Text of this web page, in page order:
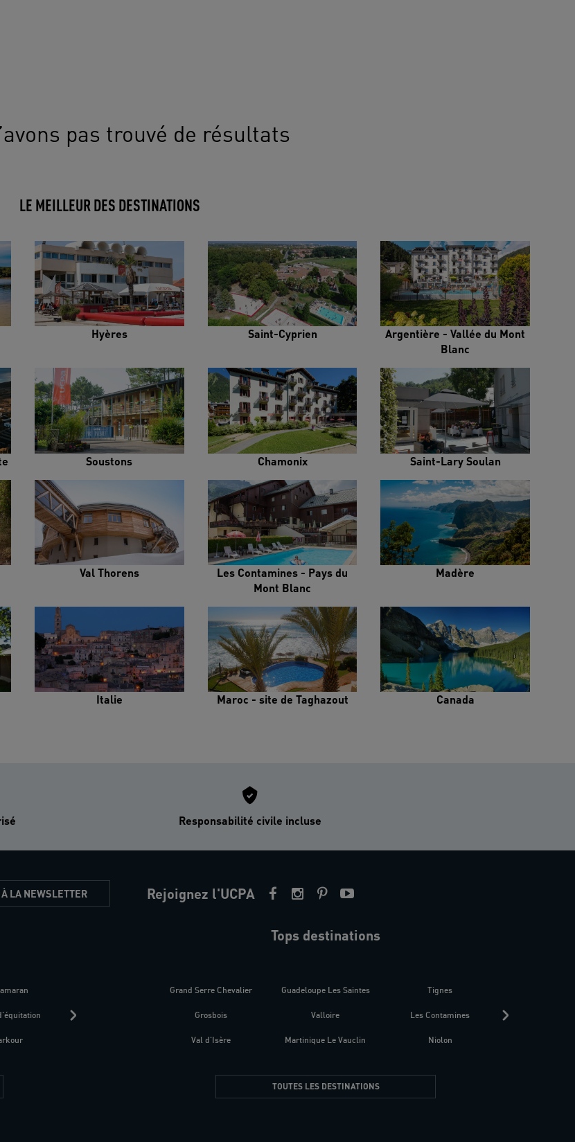
pas trouvé de résultats
LE MEILLEUR DES DESTINATIONS
Hyères Saint-Cyprien
Argentière - Vallée du Mont
Blanc
Soustons Chamonix Saint-Lary Soulan
Val Thorens
Les Contamines - Pays du
Mont Blanc
Madère
Italie Maroc - site de Taghazout Canada
Responsabilité civile incluse
LA NEWSLETTER Rejoignez l'UCPA
Trek-Randonnée pédestre
Parapente
Plongée
Tops destinations
Grand Serre Chevalier
Grosbois
Val d'Isère
Guadeloupe Les Saintes
Valloire
Martinique Le Vauclin
Tignes
Les Contamines
Niolon
TOUTES LES DESTINATIONS